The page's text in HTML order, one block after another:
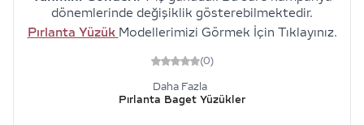
dönemlerinde değişiklik gösterebilmektedir.
Pırlanta Yüzük Modellerimizi Görmek İçin Tıklayınız.
(0)
Daha Fazla
Pırlanta Baget Yüzükler